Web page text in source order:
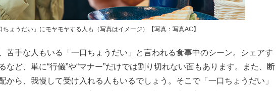
ょうだい」にモヤモヤする人も（写真はイメージ）【写真：写真AC】
苦手な人もいる「一口ちょうだい」と言われる食事中のシーン。シェアす
など、単に“行儀”や“マナー”だけでは割り切れない面もあります。また、断
から、我慢して受け入れる人もいるでしょう。そこで「一口ちょうだい」